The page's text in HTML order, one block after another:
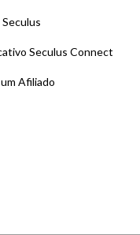
Seculus Connect
Afiliado